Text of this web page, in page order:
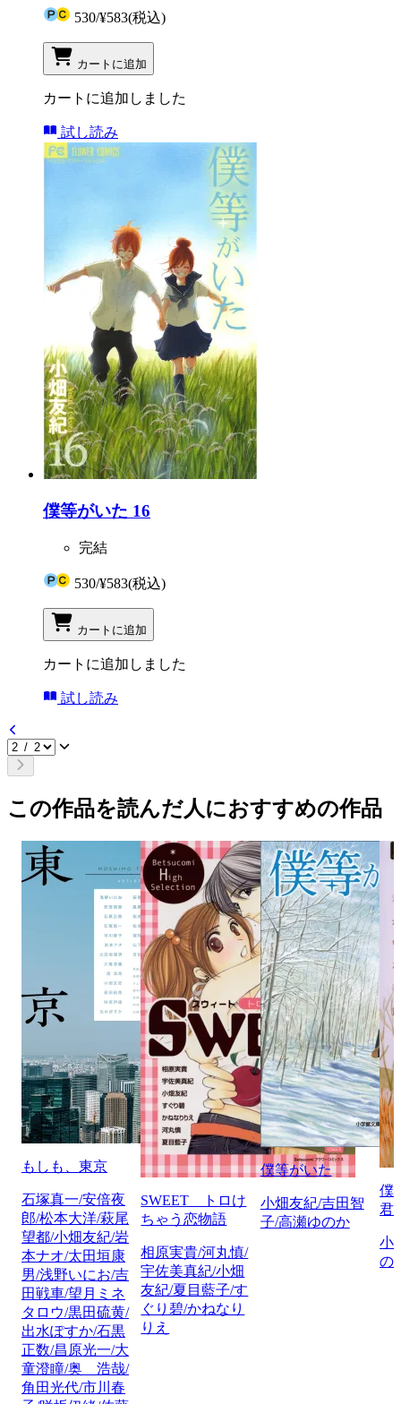
530/¥583(税込)
カートに追加
カートに追加しました
試し読み
僕等がいた 16
完結
530/¥583(税込)
カートに追加
カートに追加しました
試し読み
この作品を読んだ人におすすめの作品
もしも、東京
石塚真一/安倍夜
郎/松本大洋/萩尾
望都/小畑友紀/岩
本ナオ/太田垣康
男/浅野いにお/吉
田戦車/望月ミネ
タロウ/黒田硫黄/
出水ぽすか/石黒
正数/昌原光一/大
童澄瞳/奥 浩哉/
角田光代/市川春
SWEET トロけ
ちゃう恋物語
相原実貴/河丸慎/
宇佐美真紀/小畑
友紀/夏目藍子/す
ぐり碧/かねなり
りえ
僕等がいた
小畑友紀/吉田智
子/高瀬ゆのか
僕
君
小
の